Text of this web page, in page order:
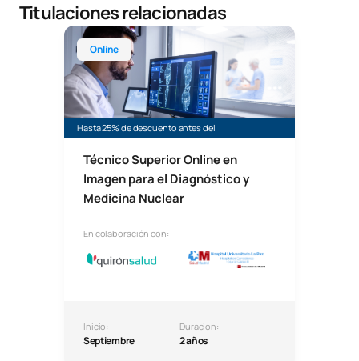
Titulaciones relacionadas
Online
Hasta 25% de descuento antes del
Técnico Superior Online en
Imagen para el Diagnóstico y
Medicina Nuclear
En colaboración con:
Inicio:
Septiembre
Duración:
2 años
Técnico Superior Online en Imagen para el